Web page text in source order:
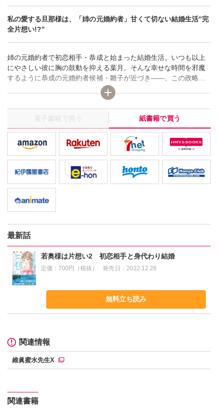
私の愛する旦那様は、「姉の元婚約者」甘くて切ない結婚生活”完
全片想い!?”
姉の元婚約者で初恋相手・恭成と始まった結婚生活。いつも以上
にやさしい彼に胸の鼓動を抑える葉月。そんな幸せな時間を邪魔
するように恭成の元婚約者候補・雛子が近づき――。この政略結
婚における衝撃的な事実をしらされて…!?
電子書籍で買う 紙書籍で買う
最新話
若奥様は片想い2 初恋相手と身代わり結婚
定価：700円（税抜） 発売日： 2022.12.26
無料立ち読み
関連情報
維眞蜜水先生X
関連書籍